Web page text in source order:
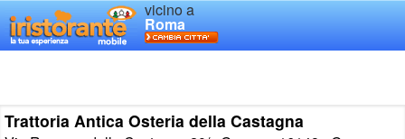
vicino a
Roma
Trattoria Antica Osteria della Castagna